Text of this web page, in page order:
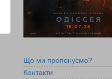
Що ми пропонуємо?
Контакти